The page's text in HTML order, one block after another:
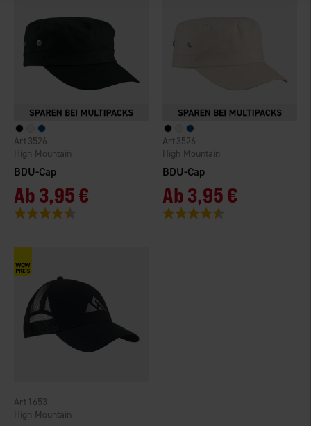
BDU-Cap
High Mountain
3526
Ab3,95 €
Bewertung:
BDU-Cap
High Mountain
3526
Ab3,95 €
Bewertung:
High Mountain
1653